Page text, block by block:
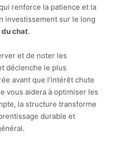
renforce la patience et la
investissement sur le long
du chat.
et de noter les
déclenche le plus
avant que l’intérêt chute
vous aidera à optimiser les
la structure transforme
durable et